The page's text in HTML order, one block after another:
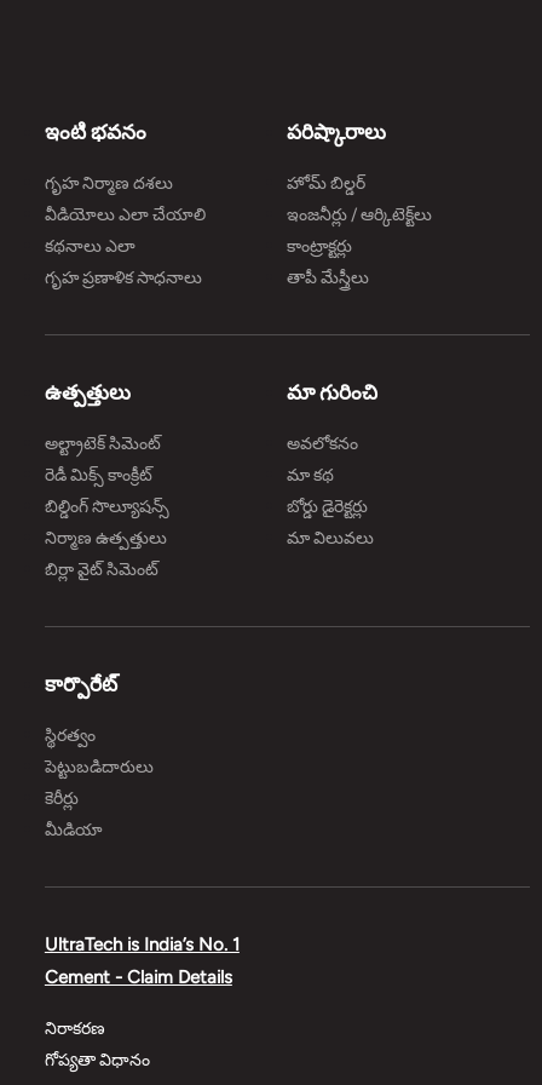
ఇంటి భవనం
గృహ నిర్మాణ దశలు
వీడియోలు ఎలా చేయాలి
కథనాలు ఎలా
గృహ ప్రణాళిక సాధనాలు
పరిష్కారాలు
హోమ్ బిల్డర్
ఇంజనీర్లు / ఆర్కిటెక్ట్‌లు
కాంట్రాక్టర్లు
తాపీ మేస్త్రీలు
ఉత్పత్తులు
అల్ట్రాటెక్ సిమెంట్
రెడీ మిక్స్ కాంక్రీట్
బిల్డింగ్ సొల్యూషన్స్
నిర్మాణ ఉత్పత్తులు
బిర్లా వైట్ సిమెంట్
మా గురించి
అవలోకనం
మా కథ
బోర్డు డైరెక్టర్లు
మా విలువలు
కార్పొరేట్
స్థిరత్వం
పెట్టుబడిదారులు
కెరీర్లు
మీడియా
UltraTech is India’s No. 1
Cement - Claim Details
నిరాకరణ
గోప్యతా విధానం